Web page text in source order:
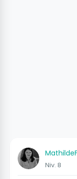
Niv. 8